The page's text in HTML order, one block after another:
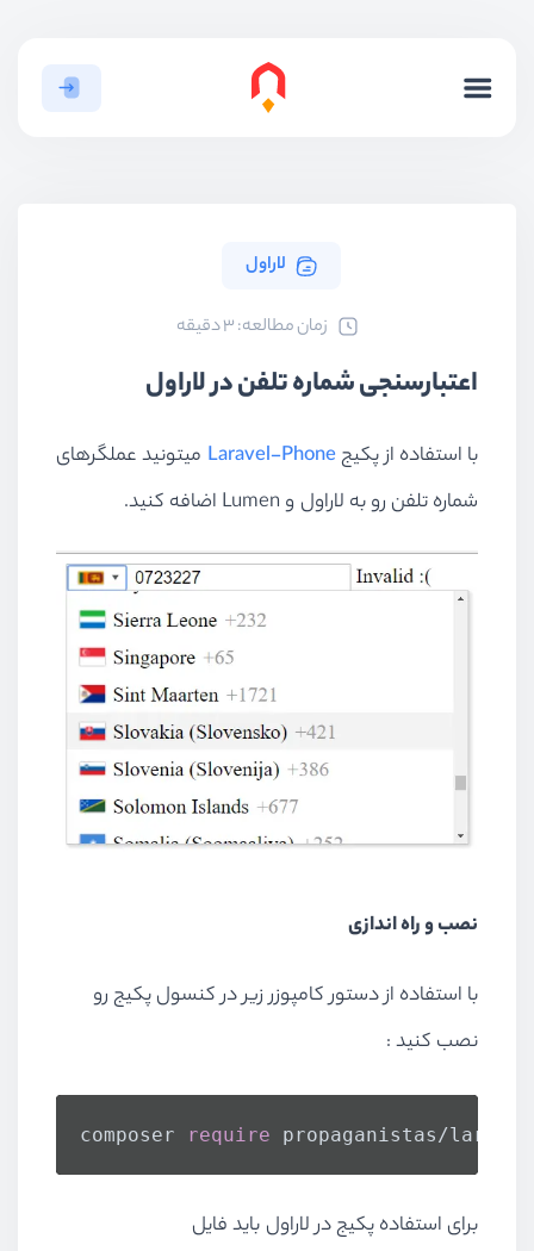
لاراول
ﺯﻣﺎﻥ ﻣﻄﺎﻟﻌﻪ: 3 دقیقه
اعتبارسنجی شماره تلفن در لاراول
با استفاده از پکیجLaravel-Phone میتونید عملگرهای
شماره تلفن رو به لاراول و Lumen اضافه کنید.
نصب و راه اندازی
با استفاده از دستور کامپوزر زیر در کنسول پکیج رو
نصب کنید :
composer require propaganistas/
برای استفاده پکیج در لاراول باید فایل